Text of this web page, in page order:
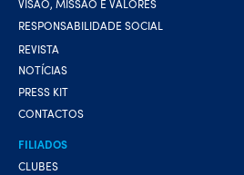
VISÃO, MISSÃO E VALORES
RESPONSABILIDADE SOCIAL
REVISTA
NOTÍCIAS
PRESS KIT
CONTACTOS
FILIADOS
CLUBES